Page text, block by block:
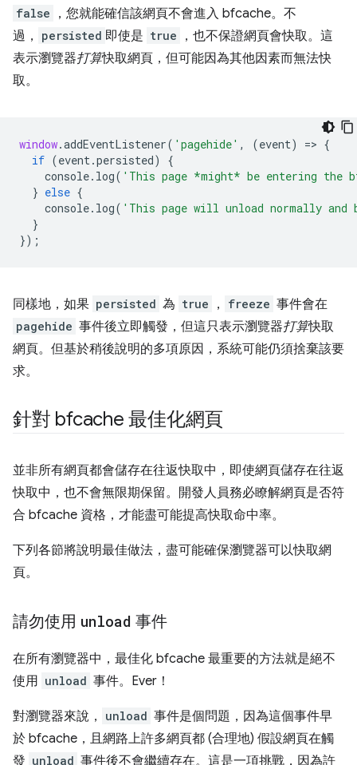
false
，您就能確信該網頁不會進入 bfcache。不
過，
persisted 即使是 true
，也不保證網頁會快取。這
表示瀏覽器打算快取網頁，但可能因為其他因素而無法快
取。
window.addEventListener( 'pagehide' , (event) => {
if (event.persisted)
{
console. log( 'This page *might* be entering the
} else {
console. log( 'This page will unload normally and
}
});
同樣地，如果 persisted 為 true ， freeze 事件會在
pagehide 事件後立即觸發，但這只表示瀏覽器打算快取
網頁。但基於稍後說明的多項原因，系統可能仍須捨棄該要
求。
針對 bfcache 最佳化網頁
並非所有網頁都會儲存在往返快取中，即使網頁儲存在往返
快取中，也不會無限期保留。開發人員務必瞭解網頁是否符
合 bfcache 資格，才能盡可能提高快取命中率。
下列各節將說明最佳做法，盡可能確保瀏覽器可以快取網
頁。
請勿使用 unload 事件
在所有瀏覽器中，最佳化 bfcache 最重要的方法就是絕不
使用 unload 事件。Ever！
對瀏覽器來說， unload 事件是個問題，因為這個事件早
於 bfcache，且網路上許多網頁都 (合理地) 假設網頁在觸
發 unload 事件後不會繼續存在。這是一項挑戰，因為許